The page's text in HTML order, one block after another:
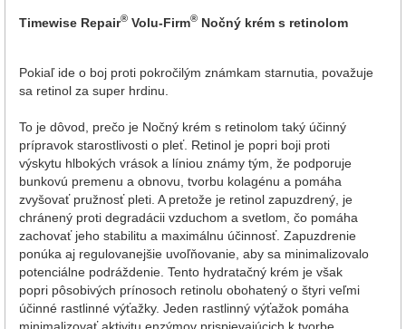
Timewise Repair® Volu-Firm® Nočný krém s retinolom
Pokiaľ ide o boj proti pokročilým známkam starnutia, považuje
sa retinol za super hrdinu.
To je dôvod, prečo je Nočný krém s retinolom taký účinný
prípravok starostlivosti o pleť. Retinol je popri boji proti
výskytu hlbokých vrások a líniou známy tým, že podporuje
bunkovú premenu a obnovu, tvorbu kolagénu a pomáha
zvyšovať pružnosť pleti. A pretože je retinol zapuzdrený, je
chránený proti degradácii vzduchom a svetlom, čo pomáha
zachovať jeho stabilitu a maximálnu účinnosť. Zapuzdrenie
ponúka aj regulovanejšie uvoľňovanie, aby sa minimalizovalo
potenciálne podráždenie. Tento hydratačný krém je však
popri pôsobivých prínosoch retinolu obohatený o štyri veľmi
účinné rastlinné výťažky. Jeden rastlinný výťažok pomáha
minimalizovať aktivitu enzýmov prispievajúcich k tvorbe